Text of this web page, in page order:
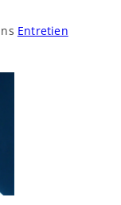
Entretien